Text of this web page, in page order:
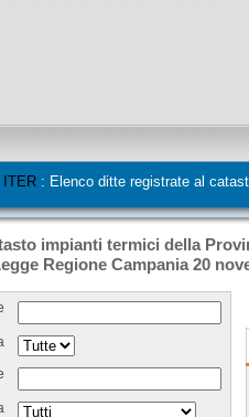
ITER : Elenco ditte registrate al
impianti termici della
Regione Campania 20